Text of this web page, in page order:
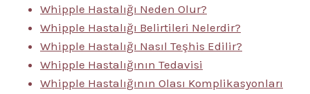
Whipple Hastalığı Neden Olur?
Whipple Hastalığı Belirtileri Nelerdir?
Whipple Hastalığı Nasıl Teşhis Edilir?
Whipple Hastalığının Tedavisi
Whipple Hastalığının Olası Komplikasyonları